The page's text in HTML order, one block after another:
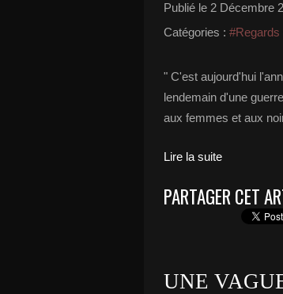
Publié le 2 Décembre
Catégories : #Regards
" C'est aujourd'hui
lendemain d'une
aux femmes et aux
Lire la suite
PARTAGER CET
UNE